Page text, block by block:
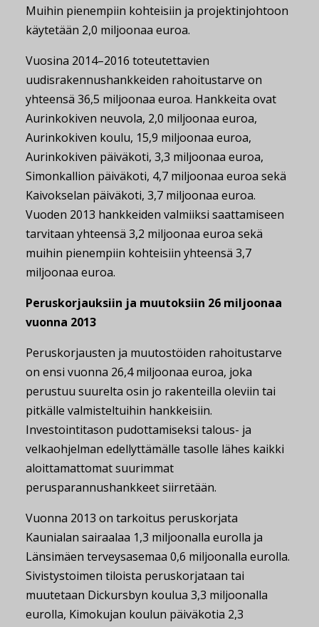
Muihin pienempiin kohteisiin ja projektinjohtoon
käytetään 2,0 miljoonaa euroa.
Vuosina 2014–2016 toteutettavien
uudisrakennushankkeiden rahoitustarve on
yhteensä 36,5 miljoonaa euroa. Hankkeita ovat
Aurinkokiven neuvola, 2,0 miljoonaa euroa,
Aurinkokiven koulu, 15,9 miljoonaa euroa,
Aurinkokiven päiväkoti, 3,3 miljoonaa euroa,
Simonkallion päiväkoti, 4,7 miljoonaa euroa sekä
Kaivokselan päiväkoti, 3,7 miljoonaa euroa.
Vuoden 2013 hankkeiden valmiiksi saattamiseen
tarvitaan yhteensä 3,2 miljoonaa euroa sekä
muihin pienempiin kohteisiin yhteensä 3,7
miljoonaa euroa.
Peruskorjauksiin ja muutoksiin 26 miljoonaa
vuonna 2013
Peruskorjausten ja muutostöiden rahoitustarve
on ensi vuonna 26,4 miljoonaa euroa, joka
perustuu suurelta osin jo rakenteilla oleviin tai
pitkälle valmisteltuihin hankkeisiin.
Investointitason pudottamiseksi talous- ja
velkaohjelman edellyttämälle tasolle lähes kaikki
aloittamattomat suurimmat
perusparannushankkeet siirretään.
Vuonna 2013 on tarkoitus peruskorjata
Kaunialan sairaalaa 1,3 miljoonalla eurolla ja
Länsimäen terveysasemaa 0,6 miljoonalla eurolla.
Sivistystoimen tiloista peruskorjataan tai
muutetaan Dickursbyn koulua 3,3 miljoonalla
eurolla, Kimokujan koulun päiväkotia 2,3